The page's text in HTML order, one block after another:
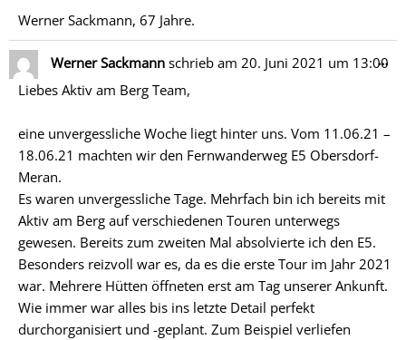
Werner Sackmann, 67 Jahre.
Werner Sackmann schrieb am 20. Juni 2021 um 13:00
Liebes Aktiv am Berg Team,
eine unvergessliche Woche liegt hinter uns. Vom 11.06.21 –
18.06.21 machten wir den Fernwanderweg E5 Obersdorf-
Meran.
Es waren unvergessliche Tage. Mehrfach bin ich bereits mit
Aktiv am Berg auf verschiedenen Touren unterwegs
gewesen. Bereits zum zweiten Mal absolvierte ich den E5.
Besonders reizvoll war es, da es die erste Tour im Jahr 2021
war. Mehrere Hütten öffneten erst am Tag unserer Ankunft.
Wie immer war alles bis ins letzte Detail perfekt
durchorganisiert und -geplant. Zum Beispiel verliefen
…